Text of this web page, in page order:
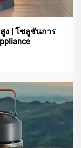
ง | โซลูชันการ